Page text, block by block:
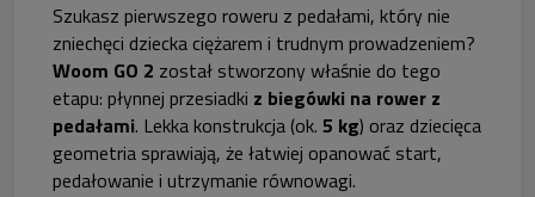
Szukasz pierwszego roweru z pedałami, który nie
zniechęci dziecka ciężarem i trudnym prowadzeniem?
Woom GO 2 został stworzony właśnie do tego
etapu: płynnej przesiadki z biegówki na rower z
pedałami. Lekka konstrukcja (ok. 5 kg) oraz dziecięca
geometria sprawiają, że łatwiej opanować start,
pedałowanie i utrzymanie równowagi.